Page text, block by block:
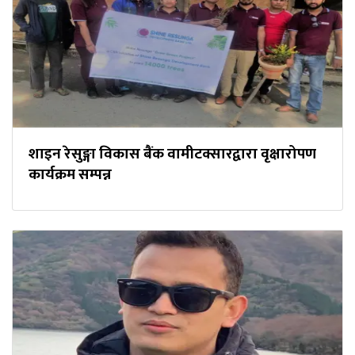
शाइन रेसुङ्गा विकास बैंक वामीटक्सारद्वारा वृक्षारोपण
कार्यक्रम सम्पन्न